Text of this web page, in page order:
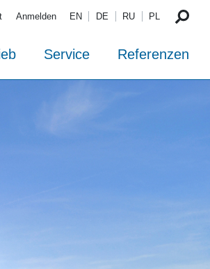
Anmelden EN DE RU PL
Service Referenzen